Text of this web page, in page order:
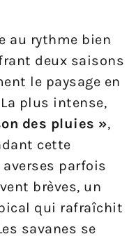
au rythme bien
deux saisons
le paysage en
plus intense,
des pluies »,
cette
parfois
brèves, un
qui rafraîchit
savanes se